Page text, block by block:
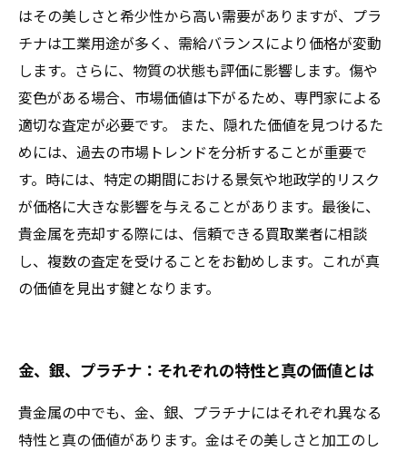
はその美しさと希少性から高い需要がありますが、プラ
チナは工業用途が多く、需給バランスにより価格が変動
します。さらに、物質の状態も評価に影響します。傷や
変色がある場合、市場価値は下がるため、専門家による
適切な査定が必要です。 また、隠れた価値を見つけるた
めには、過去の市場トレンドを分析することが重要で
す。時には、特定の期間における景気や地政学的リスク
が価格に大きな影響を与えることがあります。最後に、
貴金属を売却する際には、信頼できる買取業者に相談
し、複数の査定を受けることをお勧めします。これが真
の価値を見出す鍵となります。
金、銀、プラチナ：それぞれの特性と真の価値とは
貴金属の中でも、金、銀、プラチナにはそれぞれ異なる
特性と真の価値があります。金はその美しさと加工のし